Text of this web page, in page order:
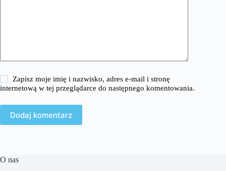
Zapisz moje imię i nazwisko, adres e-mail i stronę
internetową w tej przeglądarce do następnego komentowania.
Dodaj komentarz
O nas